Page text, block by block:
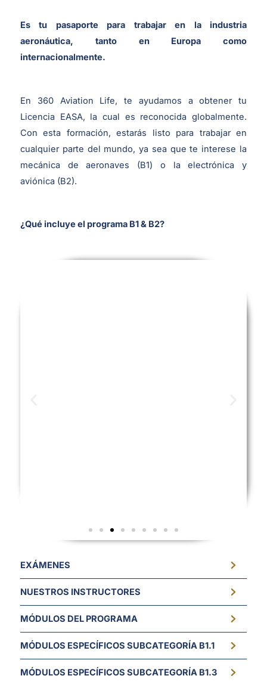
Es tu pasaporte para trabajar en la industria
aeronáutica, tanto en Europa como
internacionalmente.
En 360 Aviation Life, te ayudamos a obtener tu
Licencia EASA, la cual es reconocida globalmente.
Con esta formación, estarás listo para trabajar en
cualquier parte del mundo, ya sea que te interese la
mecánica de aeronaves (B1) o la electrónica y
aviónica (B2).
¿Qué incluye el programa B1 & B2?
exclusiva en
WhatsApp
Resuelves tus dudas, recibes
noticias y recordatorios
importantes también te conectas
y recibes tips de quienes ya
están trabajando en el sector.
EXÁMENES
NUESTROS INSTRUCTORES
MÓDULOS DEL PROGRAMA
MÓDULOS ESPECÍFICOS SUBCATEGORÍA B1.1
MÓDULOS ESPECÍFICOS SUBCATEGORÍA B1.3